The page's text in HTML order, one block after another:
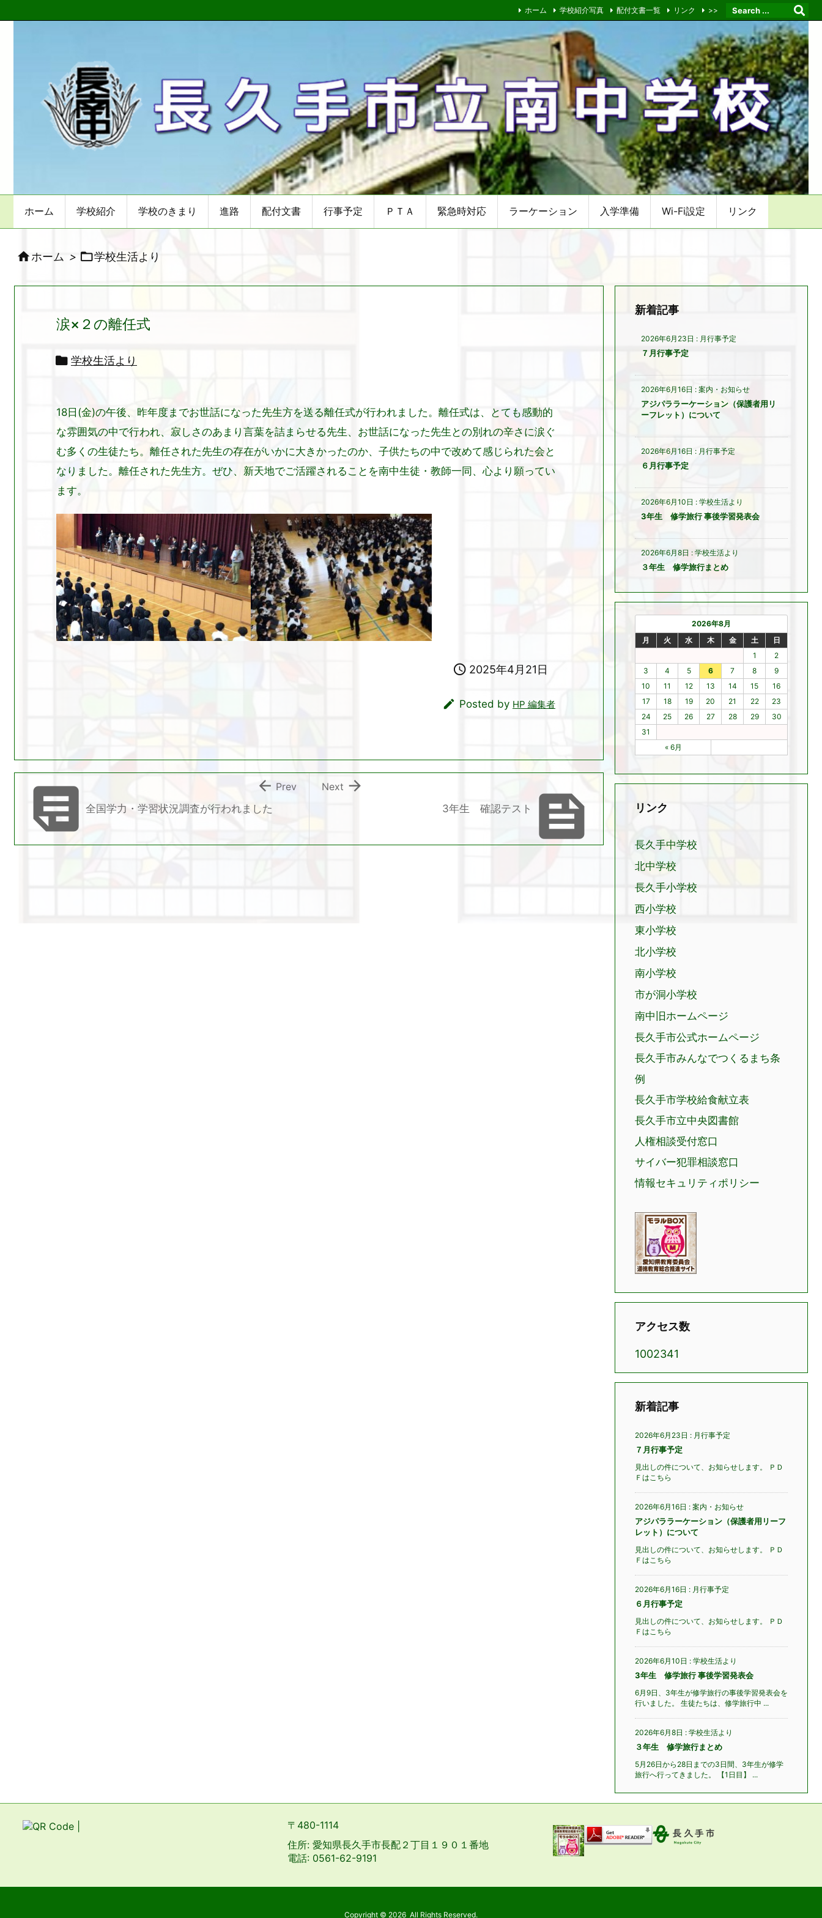
ホーム 学校紹介 学校のきまり 進路 配付文書 行事予定 ＰＴＡ 緊急時対応 ラーケーション 入学準備 Wi-Fi設定 リンク
ホーム 学校紹介写真 配付文書一覧 リンク >>
ホーム > 学校生活より
涙×２の離任式
 学校生活より
18日(金)の午後、昨年度までお世話になった先生方を送る離任式が行われました。離任式は、とても感動的
な雰囲気の中で行われ、寂しさのあまり言葉を詰まらせる先生、お世話になった先生との別れの辛さに涙ぐ
む多くの生徒たち。離任された先生の存在がいかに大きかったのか、子供たちの中で改めて感じられた会と
なりました。離任された先生方。ぜひ、新天地でご活躍されることを南中生徒・教師一同、心より願ってい
ます。
 2025年4月21日
 Posted by HP 編集者

3年生 確認テスト

Next
全国学力・学習状況調査が行われました
 Prev
新着記事
2026年6月23日 : 月行事予定
７月行事予定
2026年6月16日 : 案内・お知らせ
アジパララーケーション（保護者用リ
ーフレット）について
2026年6月16日 : 月行事予定
６月行事予定
2026年6月10日 : 学校生活より
3年生 修学旅行 事後学習発表会
2026年6月8日 : 学校生活より
３年生 修学旅行まとめ
2026年8月
月
火 水 木 金 土
日
1
2
3
4 5 6 7 8
9
10
11 12 13 14 15
16
17
18 19 20 21 22
23
24
25 26 27 28 29
30
31
« 6月
リンク
長久手中学校
北中学校
長久手小学校
西小学校
東小学校
北小学校
南小学校
市が洞小学校
南中旧ホームページ
長久手市公式ホームページ
長久手市みんなでつくるまち条
例
長久手市学校給食献立表
長久手市立中央図書館
人権相談受付窓口
サイバー犯罪相談窓口
情報セキュリティポリシー
アクセス数
1002341
新着記事
2026年6月23日 : 月行事予定
７月行事予定
見出しの件について、お知らせします。 ＰＤ
Ｆはこちら
2026年6月16日 : 案内・お知らせ
アジパララーケーション（保護者用リーフ
レット）について
見出しの件について、お知らせします。 ＰＤ
Ｆはこちら
2026年6月16日 : 月行事予定
６月行事予定
見出しの件について、お知らせします。 ＰＤ
Ｆはこちら
2026年6月10日 : 学校生活より
3年生 修学旅行 事後学習発表会
6月9日、3年生が修学旅行の事後学習発表会を
行いました。 生徒たちは、修学旅行中 ...
2026年6月8日 : 学校生活より
３年生 修学旅行まとめ
5月26日から28日までの3日間、3年生が修学
旅行へ行ってきました。 【1日目】 ...
〒480-1114
住所: 愛知県長久手市長配２丁目１９０１番地
電話: 0561-62-9191
Copyright © 2026 All Rights Reserved.